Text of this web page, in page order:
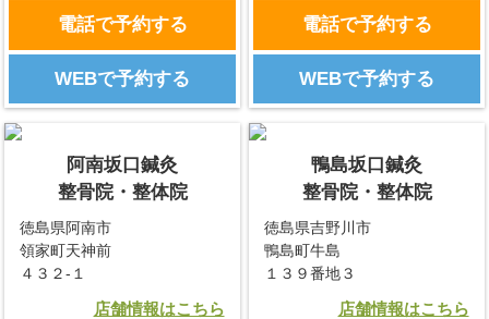
電話で予約する
WEBで予約する
電話で予約する
WEBで予約する
阿南坂口鍼灸
整骨院・整体院
徳島県阿南市
領家町天神前
４３２-１
店舗情報はこちら
鴨島坂口鍼灸
整骨院・整体院
徳島県吉野川市
鴨島町牛島
１３９番地３
店舗情報はこちら